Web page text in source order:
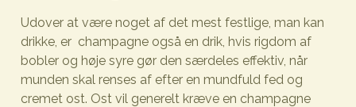
Udover at være noget af det mest festlige, man kan
drikke, er champagne også en drik, hvis rigdom af
bobler og høje syre gør den særdeles effektiv, når
munden skal renses af efter en mundfuld fed og
cremet ost. Ost vil generelt kræve en champagne